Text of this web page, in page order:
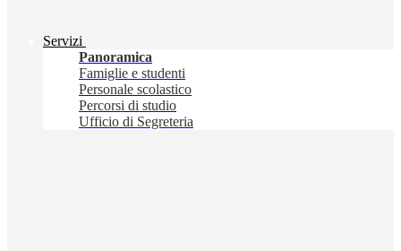
Servizi
Panoramica
Famiglie e studenti
Personale scolastico
Percorsi di studio
Ufficio di Segreteria